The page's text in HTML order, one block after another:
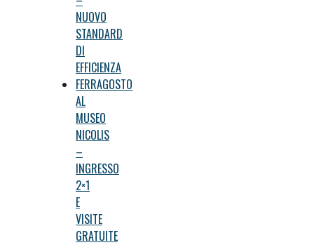
NUOVO
STANDARD
DI
EFFICIENZA
FERRAGOSTO
AL
MUSEO
NICOLIS
–
INGRESSO
2×1
E
VISITE
GRATUITE